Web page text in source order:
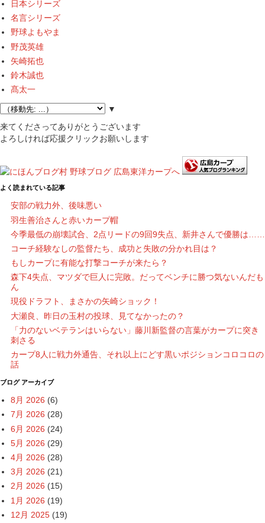
日本シリーズ
名言シリーズ
野球よもやま
野茂英雄
矢崎拓也
鈴木誠也
髙太一
▼
来てくださってありがとうございます
よろしければ応援クリックお願いします
よく読まれている記事
安部の戦力外、後味悪い
羽生善治さんと赤いカープ帽
今季最低の崩壊試合、2点リードの9回9失点、新井さんで優勝は……
コーチ経験なしの監督たち、成功と失敗の分かれ目は？
もしカープに有能な打撃コーチが来たら？
森下4失点、マツダで巨人に完敗。だってベンチに勝つ気ないんだも
ん
現役ドラフト、まさかの矢崎ショック！
大瀬良、昨日の玉村の投球、見てなかったの？
「力のないベテランはいらない」藤川新監督の言葉がカープに突き
刺さる
カープ8人に戦力外通告、それ以上にどす黒いポジションコロコロの
話
ブログ アーカイブ
8月 2026 (6)
7月 2026 (28)
6月 2026 (24)
5月 2026 (29)
4月 2026 (28)
3月 2026 (21)
2月 2026 (15)
1月 2026 (19)
12月 2025 (19)